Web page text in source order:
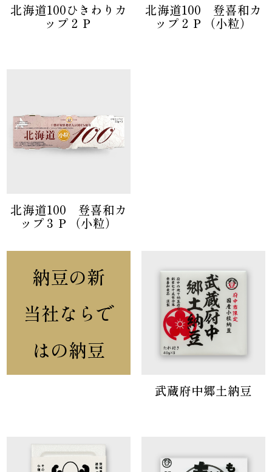
北海道100ひきわりカ
ップ２Ｐ
北海道100 登喜和カ
ップ２Ｐ（小粒）
北海道100 登喜和カ
ップ３Ｐ（小粒）
納豆の新
当社ならで
はの納豆
武蔵府中郷土納豆